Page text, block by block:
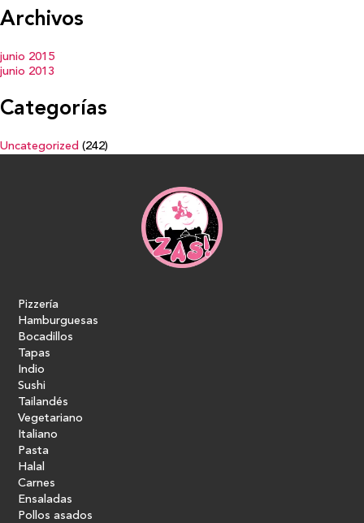
Archivos
junio 2015
junio 2013
Categorías
Uncategorized (242)
Pizzería
Hamburguesas
Bocadillos
Tapas
Indio
Sushi
Tailandés
Vegetariano
Italiano
Pasta
Halal
Carnes
Ensaladas
Pollos asados